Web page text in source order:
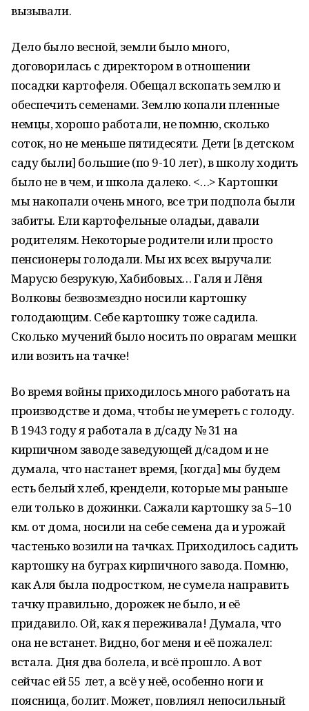
вызывали.
Дело было весной, земли было много,
договорилась с директором в отношении
посадки картофеля. Обещал вскопать землю и
обеспечить семенами. Землю копали пленные
немцы, хорошо работали, не помню, сколько
соток, но не меньше пятидесяти. Дети [в детском
саду были] большие (по 9-10 лет), в школу ходить
было не в чем, и школа далеко. <…> Картошки
мы накопали очень много, все три подпола были
забиты. Ели картофельные оладьи, давали
родителям. Некоторые родители или просто
пенсионеры голодали. Мы их всех выручали:
Марусю безрукую, Хабибовых… Галя и Лёня
Волковы безвозмездно носили картошку
голодающим. Себе картошку тоже садила.
Сколько мучений было носить по оврагам мешки
или возить на тачке!
Во время войны приходилось много работать на
производстве и дома, чтобы не умереть с голоду.
В 1943 году я работала в д/саду № 31 на
кирпичном заводе заведующей д/садом и не
думала, что настанет время, [когда] мы будем
есть белый хлеб, крендели, которые мы раньше
ели только в дожинки. Сажали картошку за 5–10
км. от дома, носили на себе семена да и урожай
частенько возили на тачках. Приходилось садить
картошку на буграх кирпичного завода. Помню,
как Аля была подростком, не сумела направить
тачку правильно, дорожек не было, и её
придавило. Ой, как я переживала! Думала, что
она не встанет. Видно, бог меня и её пожалел:
встала. Дня два болела, и всё прошло. А вот
сейчас ей 55 лет, а всё у неё, особенно ноги и
поясница, болит. Может, повлиял непосильный